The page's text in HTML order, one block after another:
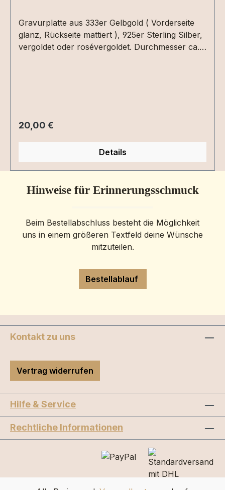
Gravurplatte aus 333er Gelbgold ( Vorderseite
glanz, Rückseite mattiert ), 925er Sterling Silber,
vergoldet oder rosévergoldet. Durchmesser ca.
Warenkorb legen.Lasergravuren
(Fuß-/Handabdrücke) sind auf vergoldeten
Platten nicht möglich.
Regulärer Preis:
20,00 €
Details
Hinweise für Erinnerungsschmuck
Beim Bestellabschluss besteht die Möglichkeit
uns in einem größeren Textfeld deine Wünsche
mitzuteilen.
Bestellablauf
Kontakt zu uns
Vertrag widerrufen
Hilfe & Service
Rechtliche Informationen